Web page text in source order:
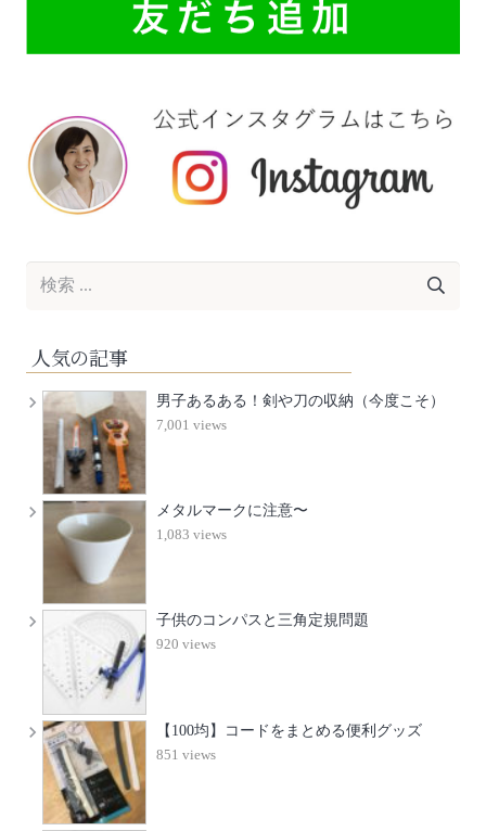
人気の記事
男子あるある！剣や刀の収納（今度こそ）
7,001 views
メタルマークに注意〜
1,083 views
子供のコンパスと三角定規問題
920 views
【100均】コードをまとめる便利グッズ
851 views